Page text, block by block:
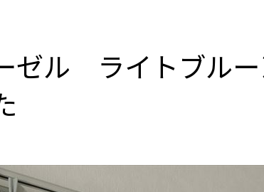
ゼル ライトブル